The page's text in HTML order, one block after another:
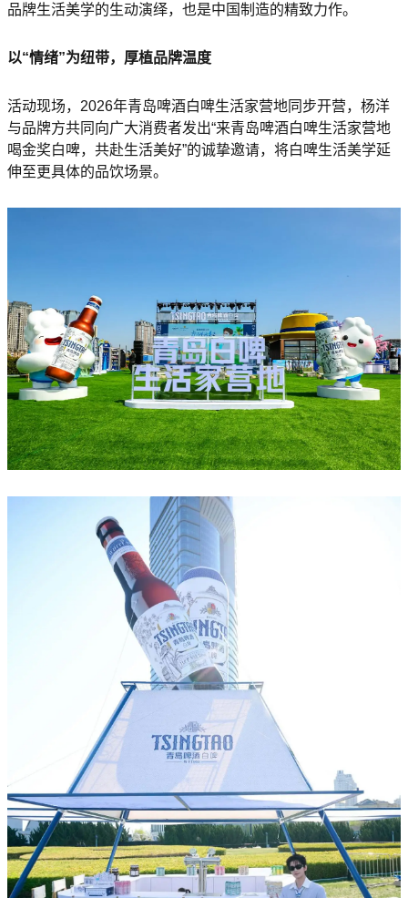
品牌生活美学的生动演绎，也是中国制造的精致力作。
以“情绪”为纽带，厚植品牌温度
活动现场，2026年青岛啤酒白啤生活家营地同步开营，杨洋
与品牌方共同向广大消费者发出“来青岛啤酒白啤生活家营地
喝金奖白啤，共赴生活美好”的诚挚邀请，将白啤生活美学延
伸至更具体的品饮场景。